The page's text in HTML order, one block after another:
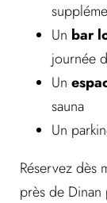
Un bar
journée
Un
sauna
Un
Réservez dès
près de Dinan